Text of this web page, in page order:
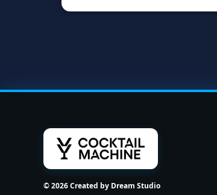
© 2026 Created by Dream Studio